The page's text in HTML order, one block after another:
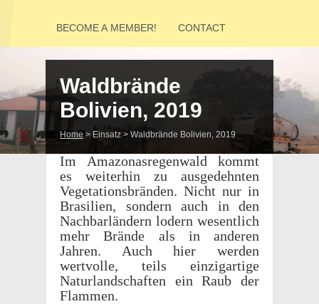
BECOME A MEMBER! CONTACT
Wald­brände
Bolivien, 2019
Home> Einsatz > Wald­brände Bolivien, 2019
Im Amazonas­re­gen­wald kommt
es weit­er­hin zu ausgedehn­ten
Vege­ta­tions­brän­den. Nicht nur in
Brasilien, sondern auch in den
Nach­bar­län­dern lodern wesentlich
mehr Brände als in anderen
Jahren. Auch hier werden
wertvolle, teils einzi­gar­tige
Natur­land­schaften ein Raub der
Flammen.